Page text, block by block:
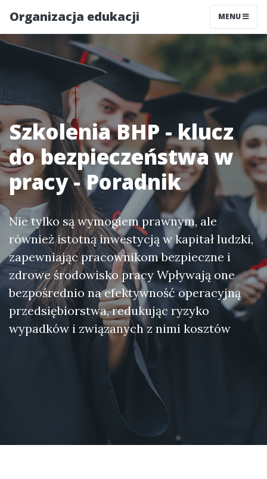
Organizacja edukacji MENU
Szkolenia BHP - klucz
do bezpieczeństwa w
pracy - Poradnik
Nie tylko są wymogiem prawnym, ale
również istotną inwestycją w kapitał ludzki,
zapewniając pracownikom bezpieczne i
zdrowe środowisko pracy Wpływają one
bezpośrednio na efektywność operacyjną
przedsiębiorstwa, redukując ryzyko
wypadków i związanych z nimi kosztów